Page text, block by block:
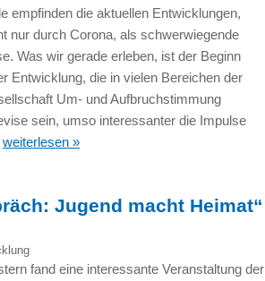
empfinden die aktuellen Entwicklungen,
nur durch Corona, als schwerwiegende
Was wir gerade erleben, ist der Beginn
Entwicklung, die in vielen Bereichen der
Um- und Aufbruchstimmung
sein, umso interessanter die Impulse
weiterlesen »
Jugend macht Heimat“
fand eine interessante Veranstaltung der